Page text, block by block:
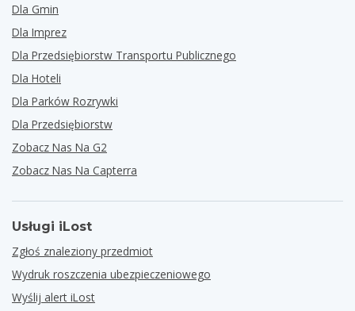
Dla Gmin
Dla Imprez
Dla Przedsiębiorstw Transportu Publicznego
Dla Hoteli
Dla Parków Rozrywki
Dla Przedsiębiorstw
Zobacz Nas Na G2
Zobacz Nas Na Capterra
Usługi iLost
Zgłoś znaleziony przedmiot
Wydruk roszczenia ubezpieczeniowego
Wyślij alert iLost